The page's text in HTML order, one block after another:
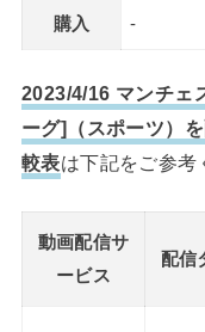
購入 -
2023/4/16 マンチェ
ーグ]（スポーツ）
較表は下記をご参考
動画配信サ
ービス
配信